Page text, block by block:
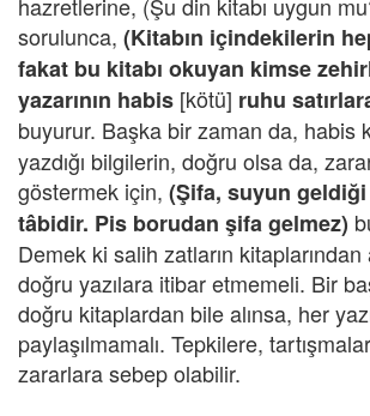
sorulunca, (Kitabın içindekilerin
fakat bu kitabı okuyan kimse
yazarının habis [kötü] ruhu
buyurur. Başka bir zaman da, habis
yazdığı bilgilerin, doğru olsa da,
göstermek için, (Şifa, suyun
tâbidir. Pis borudan şifa gelmez)
Demek ki salih zatların kitaplarından
doğru yazılara itibar etmemeli. Bir
doğru kitaplardan bile alınsa, her
paylaşılmamalı. Tepkilere,
zararlara sebep olabilir.